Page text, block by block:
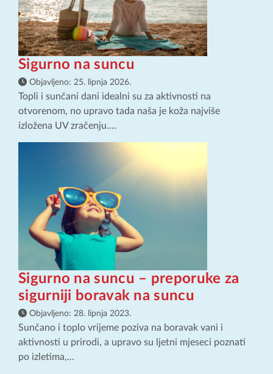
Sigurno na suncu
Objavljeno: 25. lipnja 2026.
Topli i sunčani dani idealni su za aktivnosti na
otvorenom, no upravo tada naša je koža najviše
izložena UV zračenju....
Sigurno na suncu – preporuke za
sigurniji boravak na suncu
Objavljeno: 28. lipnja 2023.
Sunčano i toplo vrijeme poziva na boravak vani i
aktivnosti u prirodi, a upravo su ljetni mjeseci poznati
po izletima,...